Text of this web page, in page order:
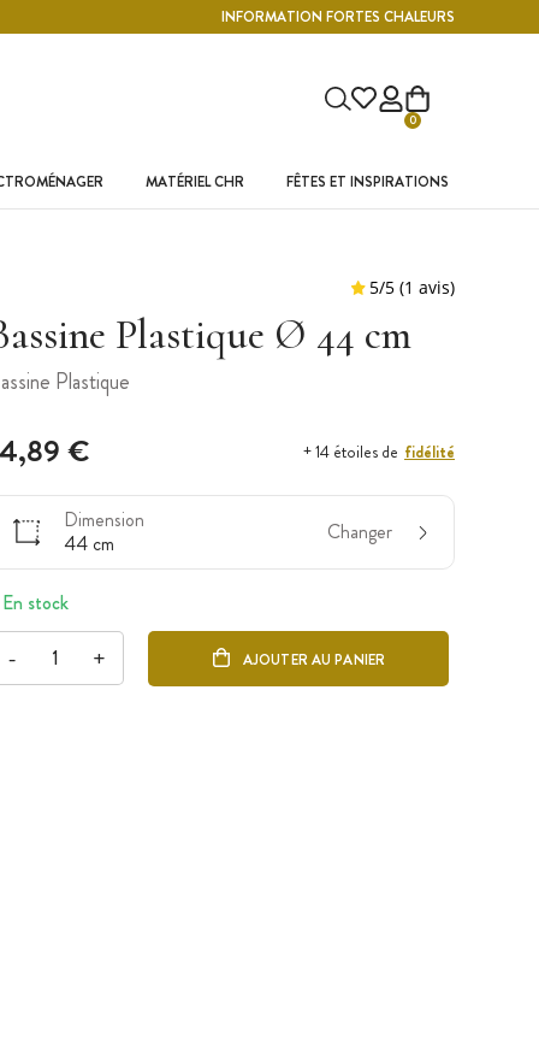
INFORMATION FORTES CHALEURS
0
MATÉRIEL CHR FÊTES ET INSPIRATIONS
Plastique Ø 44 cm
Plastique
€ + 14 étoiles de fidélité
Dimension
44 cm
Changer
En stock
- + AJOUTER AU PANIER